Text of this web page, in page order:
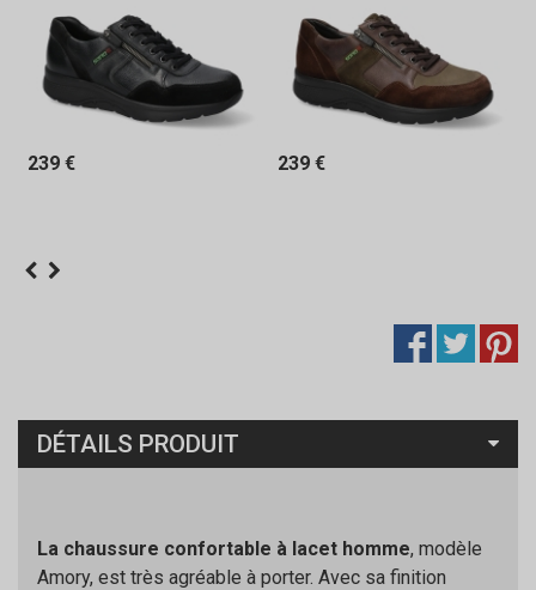
239 € 239 €
DÉTAILS PRODUIT
La chaussure confortable à lacet homme, modèle
Amory, est très agréable à porter. Avec sa finition